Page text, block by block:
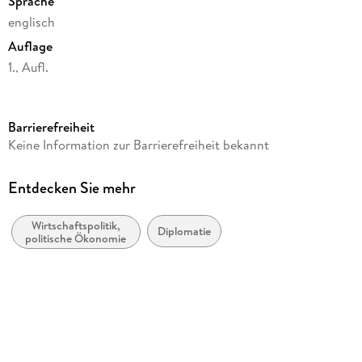
englisch
Auflage
1., Aufl.
Reihe
Autor/Autorin
Herausgegeben von
Andreas Umland
Barrierefreiheit
Keine Information zur Barrierefreiheit bekannt
Entdecken Sie mehr
Wirtschaftspolitik,
politische Ökonomie
Diplomatie